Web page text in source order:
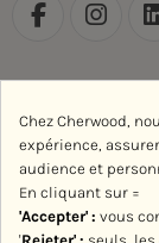
Chez Cherwood,
expérience,
audience et
En cliquant sur =
'Accepter' : vous